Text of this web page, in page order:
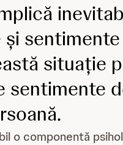
situație
o componentă